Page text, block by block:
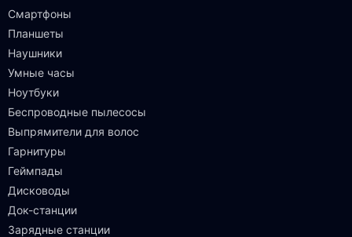
Смартфоны
Планшеты
Наушники
Умные часы
Ноутбуки
Беспроводные пылесосы
Выпрямители для волос
Гарнитуры
Геймпады
Дисководы
Док-станции
Зарядные станции